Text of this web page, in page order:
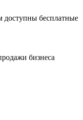
доступны бесплатные
бизнеса